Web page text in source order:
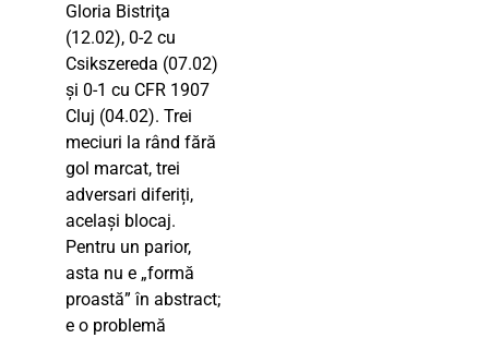
Gloria Bistriţa
(12.02), 0-2 cu
Csikszereda (07.02)
și 0-1 cu CFR 1907
Cluj (04.02). Trei
meciuri la rând fără
gol marcat, trei
adversari diferiți,
același blocaj.
Pentru un parior,
asta nu e „formă
proastă” în abstract;
e o problemă